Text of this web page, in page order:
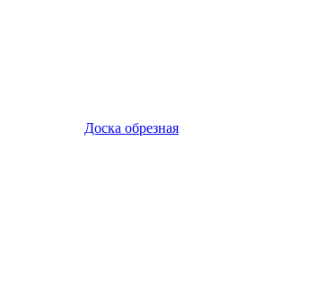
Доска обрезная